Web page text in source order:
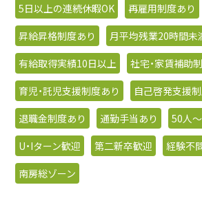
5日以上の連続休暇OK
再雇用制度あり
昇給昇格制度あり
月平均残業20時間未
有給取得実績10日以上
社宅・家賃補助
育児・託児支援制度あり
自己啓発支援
退職金制度あり
通勤手当あり
50人
U・Iターン歓迎
第二新卒歓迎 経験不
南房総ゾーン